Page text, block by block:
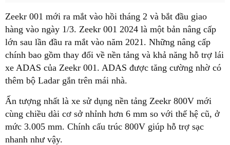
Zeekr 001 mới ra mắt vào hồi tháng 2 và bắt đầu giao
hàng vào ngày 1/3. Zeekr 001 2024 là một bản nâng cấp
lớn sau lần đầu ra mắt vào năm 2021. Những nâng cấp
chính bao gồm thay đổi về nền tảng và khả năng hỗ trợ lái
xe ADAS của Zeekr 001. ADAS được tăng cường nhờ có
thêm bộ Ladar gắn trên mái nhà.
Ấn tượng nhất là xe sử dụng nền tảng Zeekr 800V mới
cùng chiều dài cơ sở nhỉnh hơn 6 mm so với thế hệ cũ, ở
mức 3.005 mm. Chính cấu trúc 800V giúp hỗ trợ sạc
nhanh như vậy.